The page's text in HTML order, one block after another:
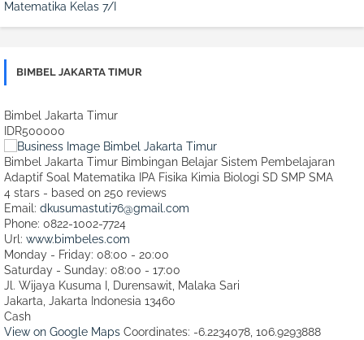
Matematika Kelas 7/I
BIMBEL JAKARTA TIMUR
Bimbel Jakarta Timur
IDR500000
Bimbel Jakarta Timur Bimbingan Belajar Sistem Pembelajaran
Adaptif Soal Matematika IPA Fisika Kimia Biologi SD SMP SMA
4 stars - based on 250 reviews
Email: dkusumastuti76@gmail.com
Phone: 0822-1002-7724
Url: www.bimbeles.com
Monday - Friday: 08:00 - 20:00
Saturday - Sunday: 08:00 - 17:00
Jl. Wijaya Kusuma I, Durensawit, Malaka Sari
Jakarta, Jakarta Indonesia 13460
Cash
View on Google Maps Coordinates: -6.2234078, 106.9293888